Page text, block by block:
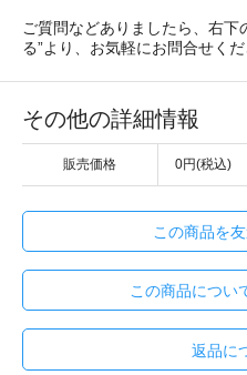
ご質問などありましたら、右下
る”より、お気軽にお問合せくだ
その他の詳細情報
販売価格 0円(税込)
この商品を
この商品につい
返品に